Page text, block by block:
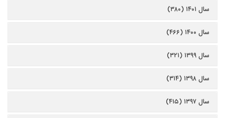
سال ۱۴۰۱ (۳۸۰)
سال ۱۴۰۰ (۴۶۶)
سال ۱۳۹۹ (۳۲۱)
سال ۱۳۹۸ (۳۱۴)
سال ۱۳۹۷ (۴۱۵)